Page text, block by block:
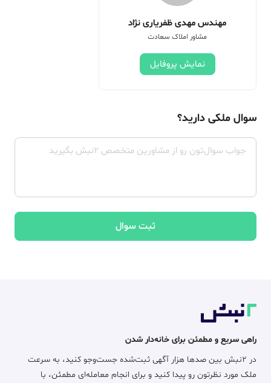
مهندس مهدی ظفریاری نژاد
مشاور املاک سعادت
نمایش پروفایل
سوال ملکی دارید؟
ثبت سوال
راهی سریع و مطمئن برای خانه‌دار شدن
در ۲نبش بین صدها هزار آگهی ثبت‌شده جست‌وجو کنید، به سرعت
ملک مورد نظرتون رو پیدا کنید و برای انجام معامله‌ای مطمئن، با